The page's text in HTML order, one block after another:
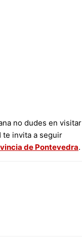
no dudes en visitar
te invita a seguir
de Pontevedra.